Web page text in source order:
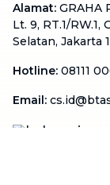
Alamat: GRAHA
Lt. 9, RT.1/
Selatan, Jakarta
Hotline: 08111
Email:
Indonesia